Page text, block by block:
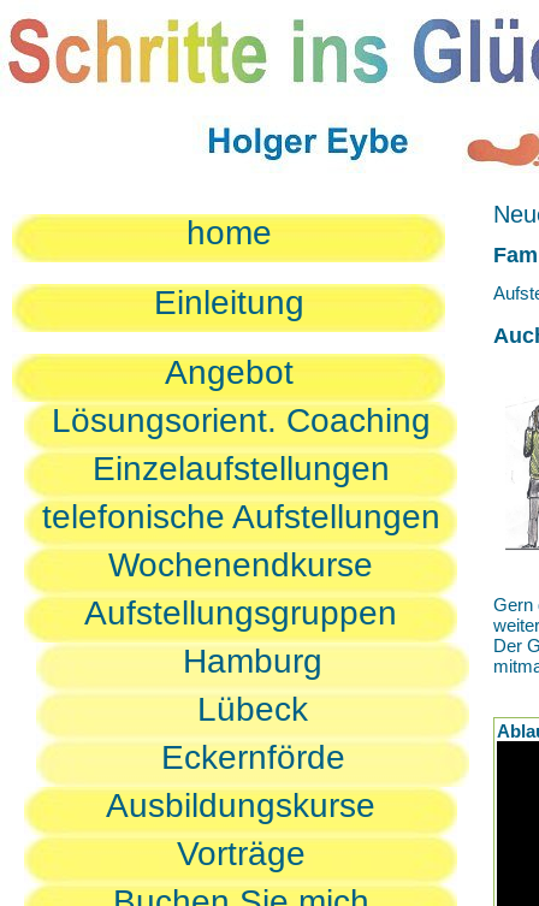
home
Einleitung
Angebot
Lösungsorient. Coaching
Einzelaufstellungen
telefonische Aufstellungen
Wochenendkurse
Aufstellungsgruppen
Hamburg
Lübeck
Eckernförde
Ausbildungskurse
Vorträge
Gern
Der